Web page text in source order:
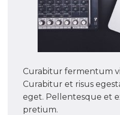
Curabitur fermentum
Curabitur et risus
eget. Pellentesque et
pretium.